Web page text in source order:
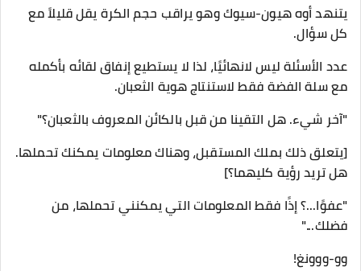
يتنهد أوه هيون-سيوك وهو يراقب حجم الكرة يقل قليلاً مع
كل سؤال.
عدد الأسئلة ليس لانهائيًا، لذا لا يستطيع إنفاق لقائه بأكمله
مع سلة الفضة فقط لاستنتاج هوية الثعبان.
"آخر شيء. هل التقينا من قبل بالكائن المعروف بالثعبان؟"
[يتعلق ذلك بملك المستقبل، وهناك معلومات يمكنك تحملها.
هل تريد رؤية كليهما؟]
"عفوًا...؟ إذًا فقط المعلومات التي يمكنني تحملها، من
فضلك..."
وو-ووونغ!